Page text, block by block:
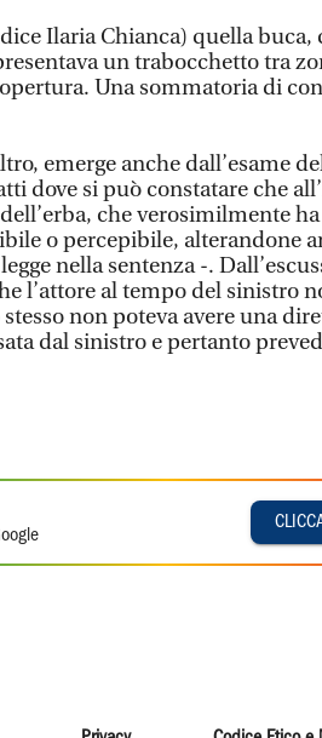
Ilaria Chianca) quella buca,
un trabocchetto tra
Una sommatoria di
emerge anche dall’esame
dove si può constatare che
che verosimilmente
o percepibile, alterandone
nella sentenza -.
l’attore al tempo del sinistro
non poteva avere una
dal sinistro e pertanto